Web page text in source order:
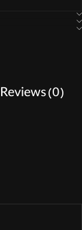
Reviews (0)